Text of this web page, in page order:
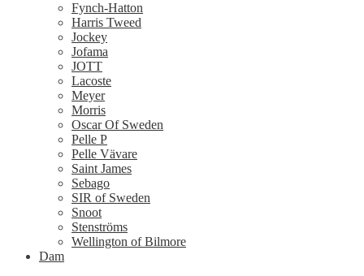
Fynch-Hatton
Harris Tweed
Jockey
Jofama
JOTT
Lacoste
Meyer
Morris
Oscar Of Sweden
Pelle P
Pelle Vävare
Saint James
Sebago
SIR of Sweden
Snoot
Stenströms
Wellington of Bilmore
Dam